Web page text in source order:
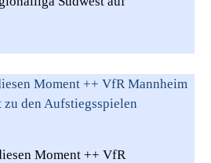
Moment ++ VfR